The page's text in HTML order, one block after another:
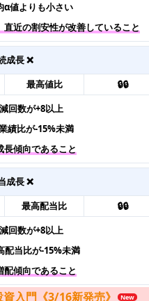
α値よりも小さい
近の割安性が改善していること
成長 ❌
最高値比
🔒🔒
回数が+8以上
績比が-15%未満
傾向であること
成長 ❌
最高配当比
🔒🔒
回数が+8以上
配当比が-15%未満
傾向であること
入門《3/16新発売》